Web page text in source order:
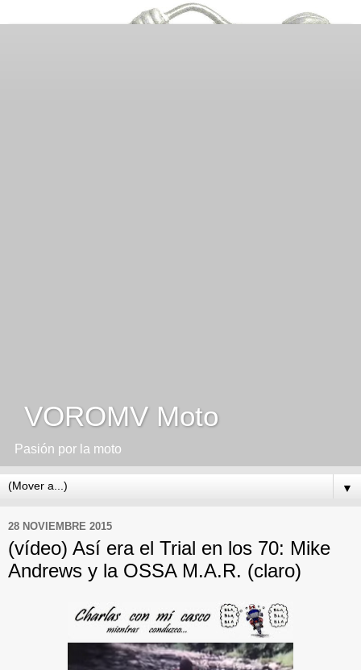
VOROMV Moto
Pasión por la moto
▼
28 NOVIEMBRE 2015
(vídeo) Así era el Trial en los 70: Mike
Andrews y la OSSA M.A.R. (claro)